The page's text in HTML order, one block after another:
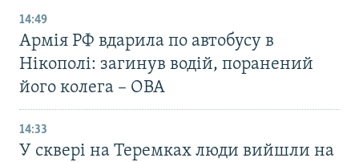
14:49
Армія РФ вдарила по автобусу в
Нікополі: загинув водій, поранений
його колега – ОВА
14:33
У сквері на Теремках люди вийшли на